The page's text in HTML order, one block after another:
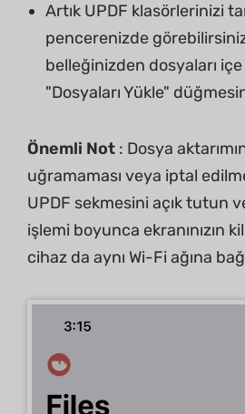
Artık UPDF klasörlerinizi
pencerenizde
belleğinizden dosyaları
"Dosyaları Yükle"
Önemli Not : Dosya
uğramaması veya iptal
UPDF sekmesini açık tutun
işlemi boyunca ekranınızın
cihaz da aynı Wi-Fi ağına